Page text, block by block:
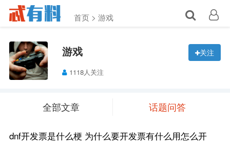
首页 > 游戏
游戏 关注
1118人关注
全部文章 话题问答
dnf开发票是什么梗 为什么要开发票有什么用怎么开